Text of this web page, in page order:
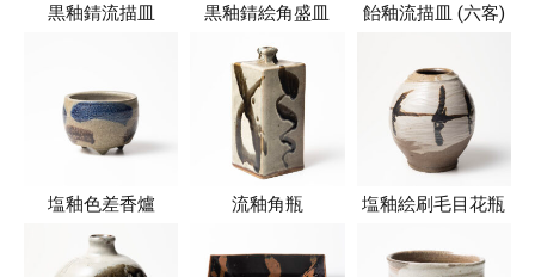
黒釉錆流描皿 黒釉錆絵角盛皿 飴釉流描皿 (六客)
塩釉色差香爐 流釉角瓶 塩釉絵刷毛目花瓶